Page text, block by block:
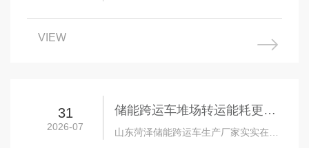
VIEW
31
2026-07
储能跨运车堆场转运能耗更低
吗
山东菏泽储能跨运车生产厂家实实在在